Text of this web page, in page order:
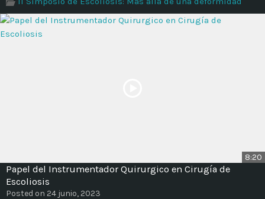
Time
8:20
Papel del Instrumentador Quirurgico en Cirugía de
Escoliosis
Posted on 24 junio, 2023